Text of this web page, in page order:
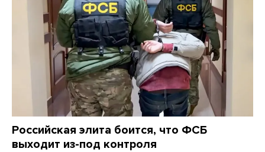
Российская элита боится, что ФСБ
выходит из-под контроля